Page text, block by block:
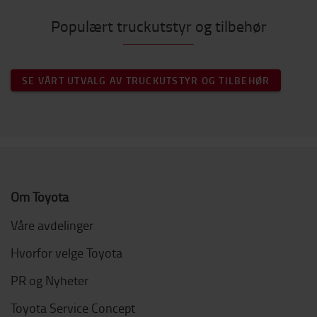
Populært truckutstyr og tilbehør
SE VÅRT UTVALG AV TRUCKUTSTYR OG TILBEHØR
Om Toyota
Våre avdelinger
Hvorfor velge Toyota
PR og Nyheter
Toyota Service Concept